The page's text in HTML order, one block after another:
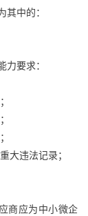
其中的：
力要求：
大违法记录；
商应为中小微企